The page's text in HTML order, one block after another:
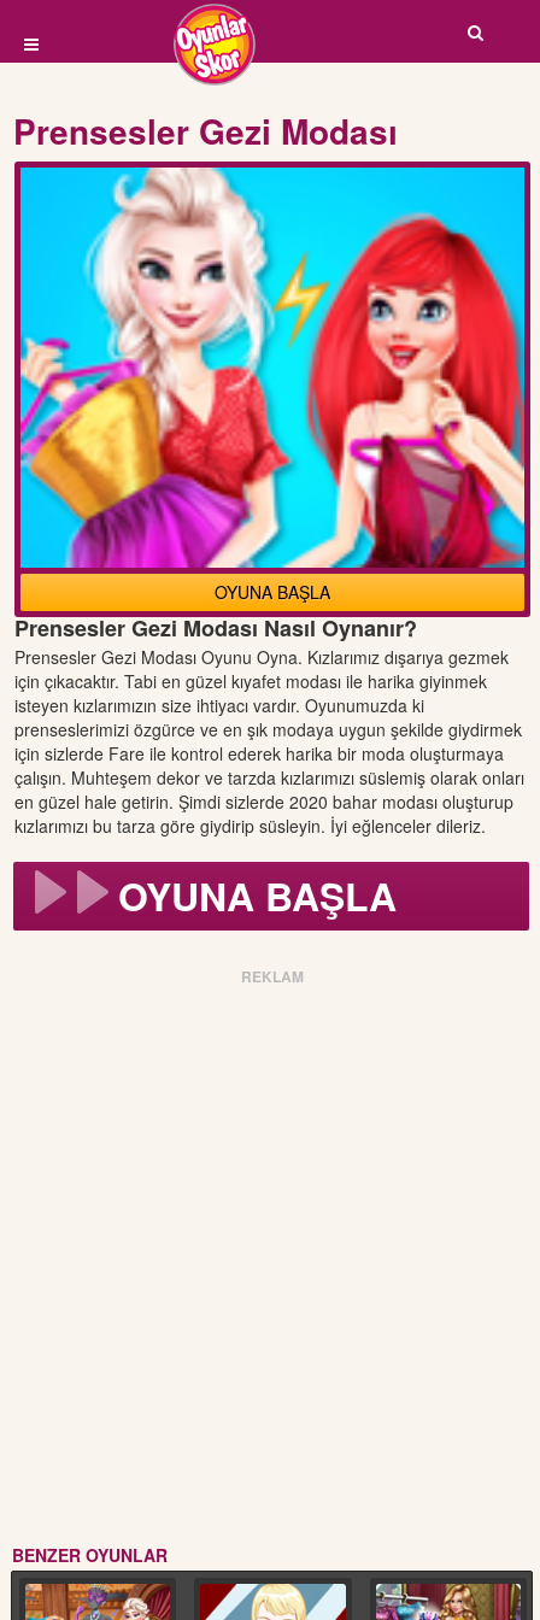
Prensesler Gezi Modası
OYUNA BAŞLA
Prensesler Gezi Modası Nasıl Oynanır?
Prensesler Gezi Modası Oyunu Oyna. Kızlarımız dışarıya gezmek
için çıkacaktır. Tabi en güzel kıyafet modası ile harika giyinmek
isteyen kızlarımızın size ihtiyacı vardır. Oyunumuzda ki
prenseslerimizi özgürce ve en şık modaya uygun şekilde giydirmek
için sizlerde Fare ile kontrol ederek harika bir moda oluşturmaya
çalışın. Muhteşem dekor ve tarzda kızlarımızı süslemiş olarak onları
en güzel hale getirin. Şimdi sizlerde 2020 bahar modası oluşturup
kızlarımızı bu tarza göre giydirip süsleyin. İyi eğlenceler dileriz.
OYUNA BAŞLA
REKLAM
BENZER OYUNLAR